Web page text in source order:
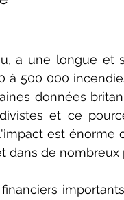
a une longue et
à 500 000
données
et ce
est énorme
de nombreux